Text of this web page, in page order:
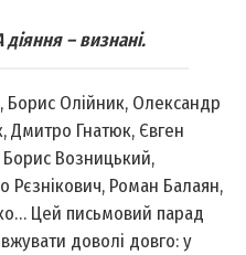
діяння – визнані.
Борис Олійник, Олександр
Дмитро Гнатюк, Євген
Возницький,
Роман Балаян,
Цей письмовий парад
доволі довго: у